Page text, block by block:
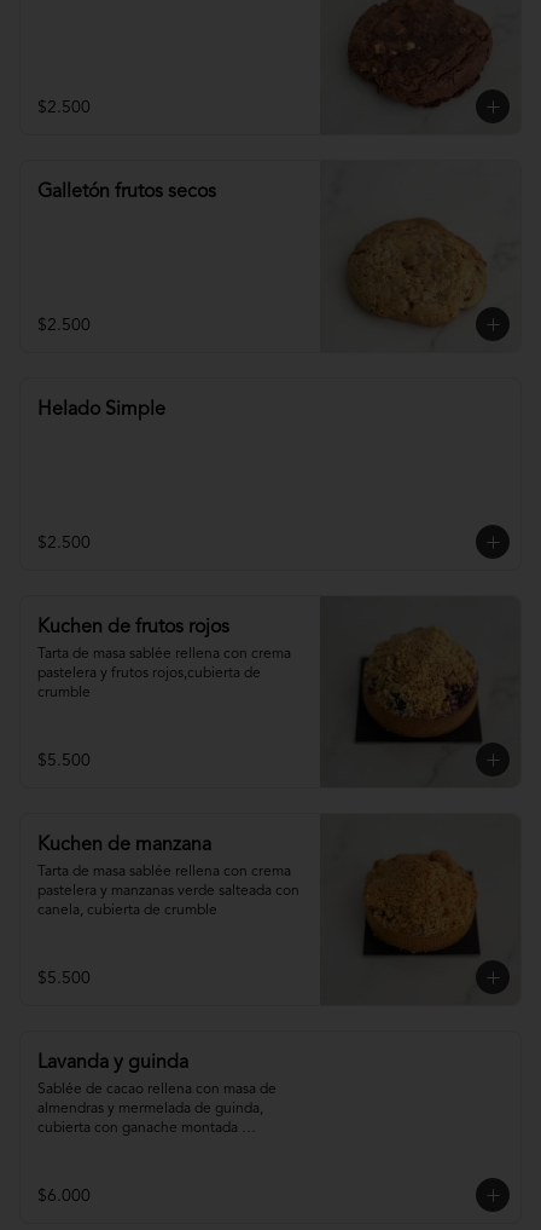
$2.500
Galletón frutos secos
$2.500
Helado Simple
$2.500
Kuchen de frutos rojos
Tarta de masa sablée rellena con crema
pastelera y frutos rojos,cubierta de
crumble
$5.500
Kuchen de manzana
Tarta de masa sablée rellena con crema
pastelera y manzanas verde salteada con
canela, cubierta de crumble
$5.500
Lavanda y guinda
Sablée de cacao rellena con masa de
almendras y mermelada de guinda,
cubierta con ganache montada
$6.000